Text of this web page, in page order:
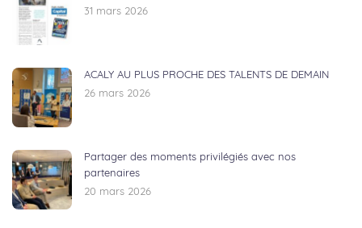
31 mars 2026
ACALY AU PLUS PROCHE DES TALENTS DE DEMAIN
26 mars 2026
Partager des moments privilégiés avec nos
partenaires
20 mars 2026